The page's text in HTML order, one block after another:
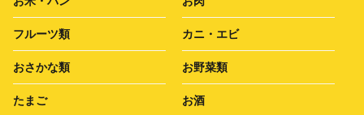
フルーツ類 カニ・エビ
おさかな類 お野菜類
たまご お酒